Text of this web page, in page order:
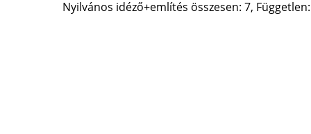
Nyilvános idéző+említés összesen: 7,